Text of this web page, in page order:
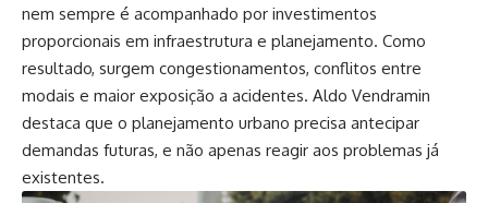
nem sempre é acompanhado por investimentos
proporcionais em infraestrutura e planejamento. Como
resultado, surgem congestionamentos, conflitos entre
modais e maior exposição a acidentes. Aldo Vendramin
destaca que o planejamento urbano precisa antecipar
demandas futuras, e não apenas reagir aos problemas já
existentes.